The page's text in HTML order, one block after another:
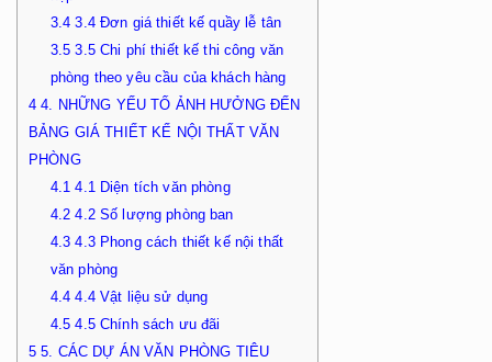
3.4 3.4 Đơn giá thiết kế quầy lễ tân
3.5 3.5 Chi phí thiết kế thi công văn
phòng theo yêu cầu của khách hàng
4 4. NHỮNG YẾU TỐ ẢNH HƯỞNG ĐẾN
BẢNG GIÁ THIẾT KẾ NỘI THẤT VĂN
PHÒNG
4.1 4.1 Diện tích văn phòng
4.2 4.2 Số lượng phòng ban
4.3 4.3 Phong cách thiết kế nội thất
văn phòng
4.4 4.4 Vật liệu sử dụng
4.5 4.5 Chính sách ưu đãi
5 5. CÁC DỰ ÁN VĂN PHÒNG TIÊU